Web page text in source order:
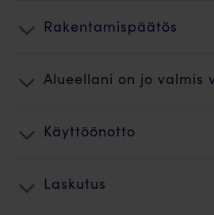
Rakentamispäätös
Alueellani on jo valmis
Käyttöönotto
Laskutus